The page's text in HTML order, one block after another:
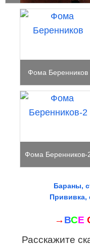
Фома Беренников
Фома Беренников-
Бараны,
Прививка,
→ ВСЕ
Расскажите